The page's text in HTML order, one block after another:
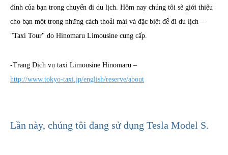
đình của bạn trong chuyến đi du lịch. Hôm nay chúng tôi sẽ giới thiệu
cho bạn một trong những cách thoải mái và đặc biệt để đi du lịch –
"Taxi Tour" do Hinomaru Limousine cung cấp.
-Trang Dịch vụ taxi Limousine Hinomaru –
http://www.tokyo-taxi.jp/english/reserve/about
Lần này, chúng tôi đang sử dụng Tesla Model S.